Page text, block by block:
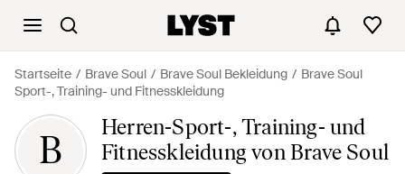
Startseite Brave Soul Brave Soul Bekleidung
Brave Soul
Sport-, Training- und Fitnesskleidung
B
Herren-Sport-, Training- und
Fitnesskleidung von Brave Soul